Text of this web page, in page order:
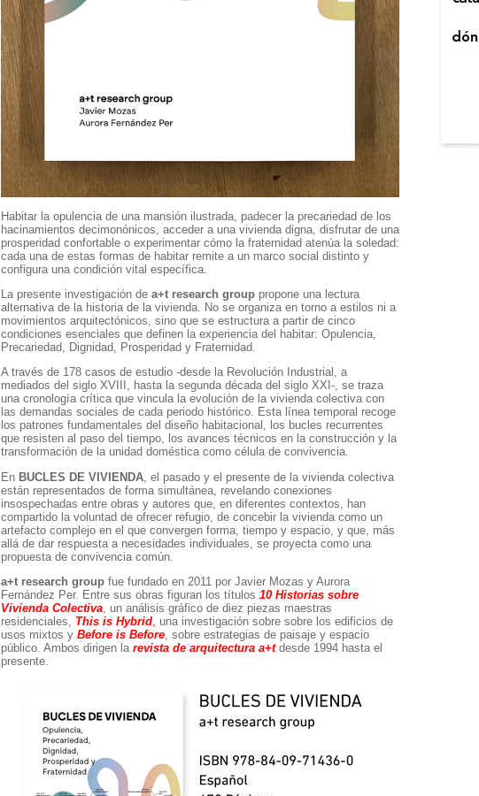
Habitar la opulencia de una mansión ilustrada, padecer la precariedad de los
hacinamientos decimonónicos, acceder a una vivienda digna, disfrutar de una
prosperidad confortable o experimentar cómo la fraternidad atenúa la soledad:
cada una de estas formas de habitar remite a un marco social distinto y
configura una condición vital específica.
La presente investigación de a+t research group propone una lectura
alternativa de la historia de la vivienda. No se organiza en torno a estilos ni a
movimientos arquitectónicos, sino que se estructura a partir de cinco
condiciones esenciales que definen la experiencia del habitar: Opulencia,
Precariedad, Dignidad, Prosperidad y Fraternidad.
A través de 178 casos de estudio -desde la Revolución Industrial, a
mediados del siglo XVIII, hasta la segunda década del siglo XXI-, se traza
una cronología crítica que vincula la evolución de la vivienda colectiva con
las demandas sociales de cada periodo histórico. Esta línea temporal recoge
los patrones fundamentales del diseño habitacional, los bucles recurrentes
que resisten al paso del tiempo, los avances técnicos en la construcción y la
transformación de la unidad doméstica como célula de convivencia.
En BUCLES DE VIVIENDA , el pasado y el presente de la vivienda colectiva
están representados de forma simultánea, revelando conexiones
insospechadas entre obras y autores que, en diferentes contextos, han
compartido la voluntad de ofrecer refugio, de concebir la vivienda como un
artefacto complejo en el que convergen forma, tiempo y espacio, y que, más
allá de dar respuesta a necesidades individuales, se proyecta como una
propuesta de convivencia común.
a+t research group fue fundado en 2011 por Javier Mozas y Aurora
Fernández Per. Entre sus obras figuran los títulos 10 Historias sobre
Vivienda Colectiva , un análisis gráfico de diez piezas maestras
residenciales, This is Hybrid una investigación sobre sobre los edificios de
usos mixtos y Before is Before , sobre estrategias de paisaje y espacio
público. Ambos dirigen la revista de arquitectura a+t desde 1994 hasta el
presente.